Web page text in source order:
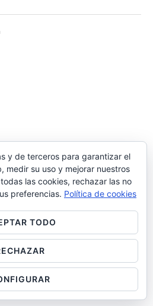
y de terceros para garantizar el
medir su uso y mejorar nuestros
las cookies, rechazar las no
preferencias. Política de cookies
TODO